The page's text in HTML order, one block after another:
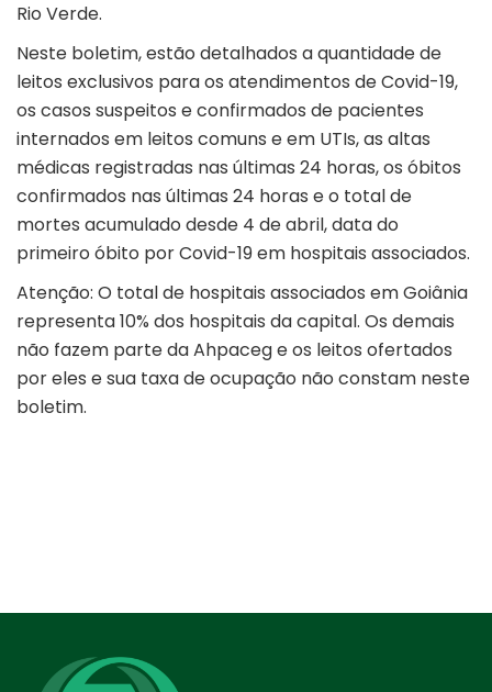
Rio Verde.
Neste boletim, estão detalhados a quantidade de
leitos exclusivos para os atendimentos de Covid-19,
os casos suspeitos e confirmados de pacientes
internados em leitos comuns e em UTIs, as altas
médicas registradas nas últimas 24 horas, os óbitos
confirmados nas últimas 24 horas e o total de
mortes acumulado desde 4 de abril, data do
primeiro óbito por Covid-19 em hospitais associados.
Atenção: O total de hospitais associados em Goiânia
representa 10% dos hospitais da capital. Os demais
não fazem parte da Ahpaceg e os leitos ofertados
por eles e sua taxa de ocupação não constam neste
boletim.